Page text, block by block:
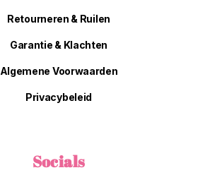
Retourneren & Ruilen
Garantie & Klachten
Algemene Voorwaarden
Privacybeleid
Socials